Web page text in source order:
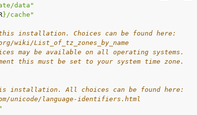
data"
}/cache"
installation. Choices can be found here:
wiki/List_of_tz_zones_by_name
may be available on all operating systems.
this must be set to your system time zone.
installation. All choices can be found here:
unicode/language-identifiers.html